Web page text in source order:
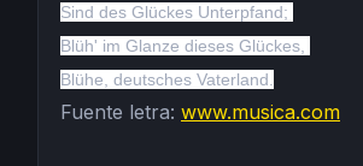
Sind des Glückes Unterpfand;
Blüh' im Glanze dieses Glückes,
Blühe, deutsches Vaterland.
Fuente letra: www.musica.com